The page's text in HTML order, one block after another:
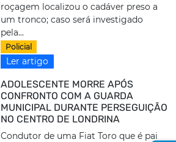
roçagem localizou o cadáver preso a
um tronco; caso será investigado
pela...
Policial
Ler artigo
ADOLESCENTE MORRE APÓS
CONFRONTO COM A GUARDA
MUNICIPAL DURANTE PERSEGUIÇÃO
NO CENTRO DE LONDRINA
Condutor de uma Fiat Toro que é pai